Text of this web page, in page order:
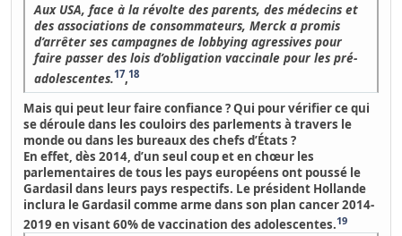
Aux USA, face à la révolte des parents, des médecins et
des associations de consommateurs, Merck a promis
d’arrêter ses campagnes de lobbying agressives pour
faire passer des lois d’obligation vaccinale pour les pré-
adolescentes.17,18
Mais qui peut leur faire confiance ? Qui pour vérifier ce qui
se déroule dans les couloirs des parlements à travers le
monde ou dans les bureaux des chefs d’États ?
En effet, dès 2014, d’un seul coup et en chœur les
parlementaires de tous les pays européens ont poussé le
Gardasil dans leurs pays respectifs. Le président Hollande
inclura le Gardasil comme arme dans son plan cancer 2014-
2019 en visant 60% de vaccination des adolescentes.19